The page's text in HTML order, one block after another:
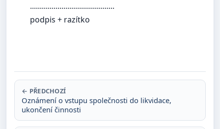
...........................................
podpis + razítko
← PŘEDCHOZÍ
Oznámení o vstupu společnosti do likvidace,
ukončení činnosti